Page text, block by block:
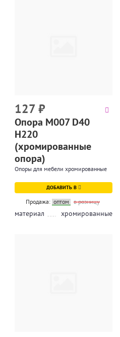
127₽
Опора М007 D40
H220
(хромированные
опора)
Опоры для мебели хромированные
ДОБАВИТЬ В
Продажа: оптом в розницу
материал хромированные